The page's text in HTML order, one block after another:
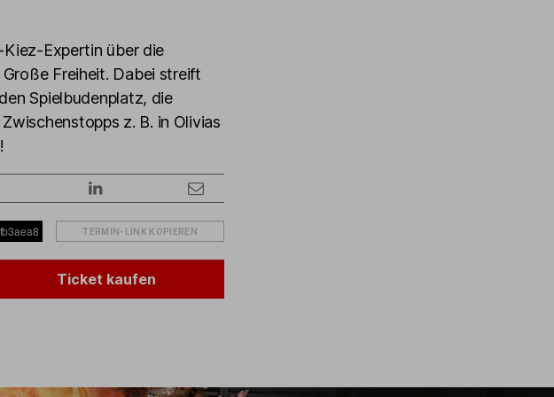
Expertin über die
Freiheit. Dabei streift
Spielbudenplatz, die
z. B. in Olivias
TERMIN-LINK KOPIEREN
Ticket kaufen